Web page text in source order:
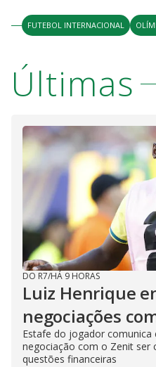
FUTEBOL INTERNACIONAL
Últimas
DO R7/HÁ 9 HORAS
Luiz Henrique
negociações
Estafe do jogador
negociação com o Zenit ser
questões financeiras